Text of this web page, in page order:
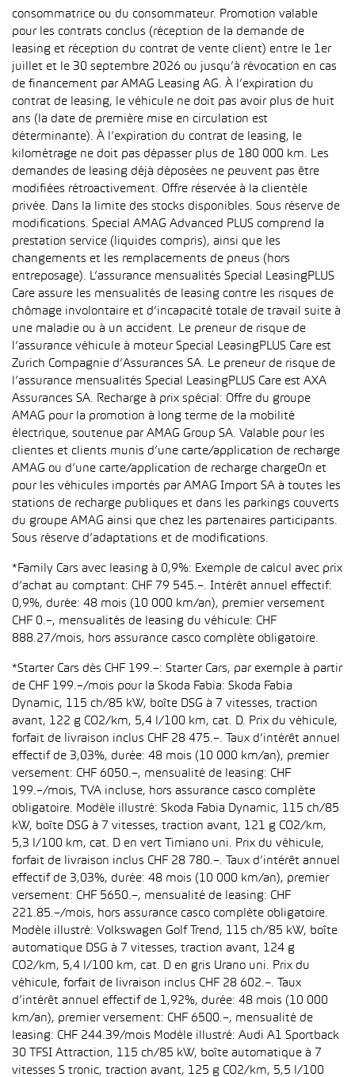
consommatrice ou du consommateur. Promotion valable
pour les contrats conclus (réception de la demande de
leasing et réception du contrat de vente client) entre le 1er
juillet et le 30 septembre 2026 ou jusqu’à révocation en cas
de financement par AMAG Leasing AG. À l’expiration du
contrat de leasing, le véhicule ne doit pas avoir plus de huit
ans (la date de première mise en circulation est
déterminante). À l’expiration du contrat de leasing, le
kilométrage ne doit pas dépasser plus de 180 000 km. Les
demandes de leasing déjà déposées ne peuvent pas être
modifiées rétroactivement. Offre réservée à la clientèle
privée. Dans la limite des stocks disponibles. Sous réserve de
modifications. Special AMAG Advanced PLUS comprend la
prestation service (liquides compris), ainsi que les
changements et les remplacements de pneus (hors
entreposage). L’assurance mensualités Special LeasingPLUS
Care assure les mensualités de leasing contre les risques de
chômage involontaire et d’incapacité totale de travail suite à
une maladie ou à un accident. Le preneur de risque de
l’assurance véhicule à moteur Special LeasingPLUS Care est
Zurich Compagnie d’Assurances SA. Le preneur de risque de
l’assurance mensualités Special LeasingPLUS Care est AXA
Assurances SA. Recharge à prix spécial: Offre du groupe
AMAG pour la promotion à long terme de la mobilité
électrique, soutenue par AMAG Group SA. Valable pour les
clientes et clients munis d’une carte/application de recharge
AMAG ou d’une carte/application de recharge chargeOn et
pour les véhicules importés par AMAG Import SA à toutes les
stations de recharge publiques et dans les parkings couverts
du groupe AMAG ainsi que chez les partenaires participants.
Sous réserve d’adaptations et de modifications.
*Family Cars avec leasing à 0,9%: Exemple de calcul avec prix
d’achat au comptant: CHF 79 545.–. Intérêt annuel effectif:
0,9%, durée: 48 mois (10 000 km/an), premier versement
CHF 0.–, mensualités de leasing du véhicule: CHF
888.27/mois, hors assurance casco complète obligatoire.
*Starter Cars dès CHF 199.–: Starter Cars, par exemple à partir
de CHF 199.–/mois pour la Skoda Fabia: Skoda Fabia
Dynamic, 115 ch/85 kW, boîte DSG à 7 vitesses, traction
avant, 122 g CO2/km, 5,4 l/100 km, cat. D. Prix du véhicule,
forfait de livraison inclus CHF 28 475.–. Taux d’intérêt annuel
effectif de 3,03%, durée: 48 mois (10 000 km/an), premier
versement: CHF 6050.–, mensualité de leasing: CHF
199.–/mois, TVA incluse, hors assurance casco complète
obligatoire. Modèle illustré: Skoda Fabia Dynamic, 115 ch/85
kW, boîte DSG à 7 vitesses, traction avant, 121 g CO2/km,
5,3 l/100 km, cat. D en vert Timiano uni. Prix du véhicule,
forfait de livraison inclus CHF 28 780.–. Taux d’intérêt annuel
effectif de 3,03%, durée: 48 mois (10 000 km/an), premier
versement: CHF 5650.–, mensualité de leasing: CHF
221.85.–/mois, hors assurance casco complète obligatoire.
Modèle illustré: Volkswagen Golf Trend, 115 ch/85 kW, boîte
automatique DSG à 7 vitesses, traction avant, 124 g
CO2/km, 5,4 l/100 km, cat. D en gris Urano uni. Prix du
véhicule, forfait de livraison inclus CHF 28 602.–. Taux
d’intérêt annuel effectif de 1,92%, durée: 48 mois (10 000
km/an), premier versement: CHF 6500.–, mensualité de
leasing: CHF 244.39/mois Modèle illustré: Audi A1 Sportback
30 TFSI Attraction, 115 ch/85 kW, boîte automatique à 7
vitesses S tronic, traction avant, 125 g CO2/km, 5,5 l/100